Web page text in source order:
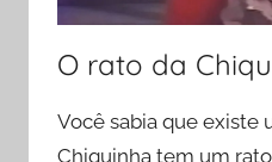
O rato da
Você sabia que existe
Chiquinha tem um